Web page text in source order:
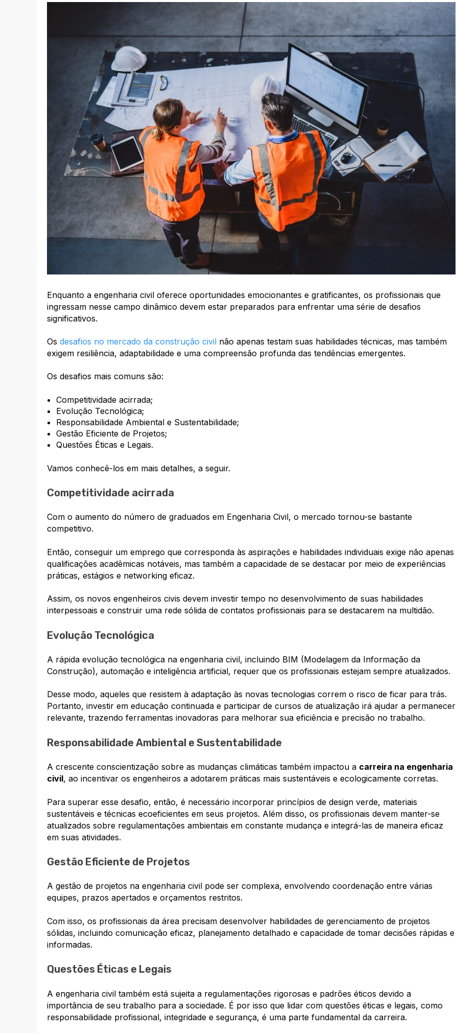
Enquanto a engenharia civil oferece oportunidades emocionantes e gratificantes, os profissionais que
ingressam nesse campo dinâmico devem estar preparados para enfrentar uma série de desafios
significativos.
Os desafios no mercado da construção civil não apenas testam suas habilidades técnicas, mas também
exigem resiliência, adaptabilidade e uma compreensão profunda das tendências emergentes.
Os desafios mais comuns são:
Competitividade acirrada;
Evolução Tecnológica;
Responsabilidade Ambiental e Sustentabilidade;
Gestão Eficiente de Projetos;
Questões Éticas e Legais.
Vamos conhecê-los em mais detalhes, a seguir.
Competitividade acirrada
Com o aumento do número de graduados em Engenharia Civil, o mercado tornou-se bastante
competitivo.
Então, conseguir um emprego que corresponda às aspirações e habilidades individuais exige não apenas
qualificações acadêmicas notáveis, mas também a capacidade de se destacar por meio de experiências
práticas, estágios e networking eficaz.
Assim, os novos engenheiros civis devem investir tempo no desenvolvimento de suas habilidades
interpessoais e construir uma rede sólida de contatos profissionais para se destacarem na multidão.
Evolução Tecnológica
A rápida evolução tecnológica na engenharia civil, incluindo BIM (Modelagem da Informação da
Construção), automação e inteligência artificial, requer que os profissionais estejam sempre atualizados.
Desse modo, aqueles que resistem à adaptação às novas tecnologias correm o risco de ficar para trás.
Portanto, investir em educação continuada e participar de cursos de atualização irá ajudar a permanecer
relevante, trazendo ferramentas inovadoras para melhorar sua eficiência e precisão no trabalho.
Responsabilidade Ambiental e Sustentabilidade
A crescente conscientização sobre as mudanças climáticas também impactou a carreira na engenharia
civil, ao incentivar os engenheiros a adotarem práticas mais sustentáveis e ecologicamente corretas.
Para superar esse desafio, então, é necessário incorporar princípios de design verde, materiais
sustentáveis e técnicas ecoeficientes em seus projetos. Além disso, os profissionais devem manter-se
atualizados sobre regulamentações ambientais em constante mudança e integrá-las de maneira eficaz
em suas atividades.
Gestão Eficiente de Projetos
A gestão de projetos na engenharia civil pode ser complexa, envolvendo coordenação entre várias
equipes, prazos apertados e orçamentos restritos.
Com isso, os profissionais da área precisam desenvolver habilidades de gerenciamento de projetos
sólidas, incluindo comunicação eficaz, planejamento detalhado e capacidade de tomar decisões rápidas e
informadas.
Questões Éticas e Legais
A engenharia civil também está sujeita a regulamentações rigorosas e padrões éticos devido a
importância de seu trabalho para a sociedade. É por isso que lidar com questões éticas e legais, como
responsabilidade profissional, integridade e segurança, é uma parte fundamental da carreira.